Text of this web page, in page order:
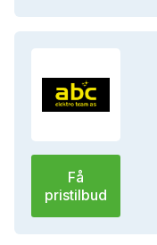
Få
pristilbud